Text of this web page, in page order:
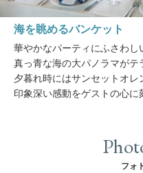
海を眺めるバンケット
華やかなパーティにふさわし
真っ青な海の大パノラマがテ
夕暮れ時にはサンセットオ
印象深い感動をゲストの心に
フォ